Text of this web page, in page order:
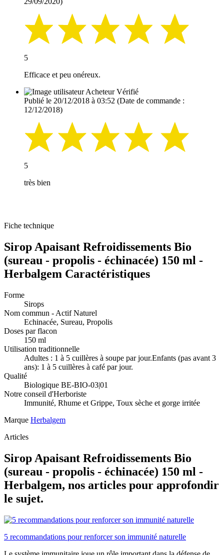
5
Efficace et peu onéreux.
Acheteur Vérifié
Publié le 20/12/2018 à 03:52 (Date de commande :
12/12/2018)
5
très bien
Fiche technique
Sirop Apaisant Refroidissements Bio
(sureau - propolis - échinacée) 150 ml -
Herbalgem Caractéristiques
Forme
Sirops
Nom commun - Actif Naturel
Echinacée, Sureau, Propolis
Doses par flacon
150 ml
Utilisation traditionnelle
Adultes : 1 à 5 cuillères à soupe par jour.Enfants (pas avant 3
ans): 1 à 5 cuillères à café par jour.
Qualité
Biologique BE-BIO-03|01
Notre conseil d'Herboriste
Immunité, Rhume et Grippe, Toux sèche et gorge irritée
Marque Herbalgem
Articles
Sirop Apaisant Refroidissements Bio
(sureau - propolis - échinacée) 150 ml -
Herbalgem, nos articles pour approfondir
le sujet.
5 recommandations pour renforcer son immunité naturelle